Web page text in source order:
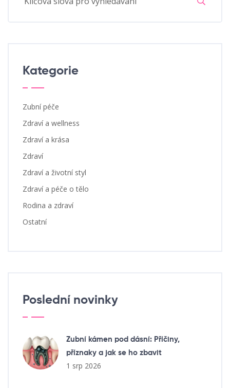
Kategorie
Zubní péče
Zdraví a wellness
Zdraví a krása
Zdraví
Zdraví a životní styl
Zdraví a péče o tělo
Rodina a zdraví
Ostatní
Poslední novinky
Zubní kámen pod dásní: Příčiny,
příznaky a jak se ho zbavit
1 srp 2026